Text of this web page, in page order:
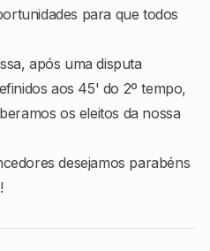
para que todos
após uma disputa
aos 45' do 2º tempo,
os eleitos da nossa
desejamos parabéns